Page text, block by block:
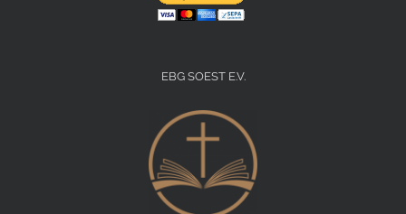
EBG SOEST E.V.